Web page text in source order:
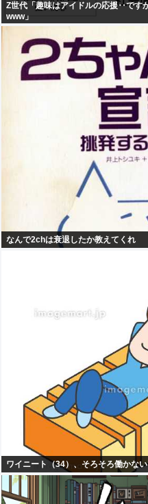
Z世代「趣味はアイドルの応援‥です
www」
なんで2chは衰退したか教えてくれ
ワイニート（34）、そろそろ働かな